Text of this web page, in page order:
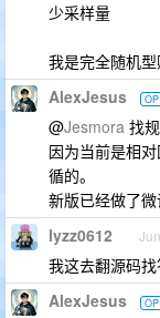
少采样量
我是完全随机型
AlexJesus OP
@Jesmora 找
因为当前是相
循的。
新版已经做了
lyzz0612
我这去翻源码
AlexJesus OP